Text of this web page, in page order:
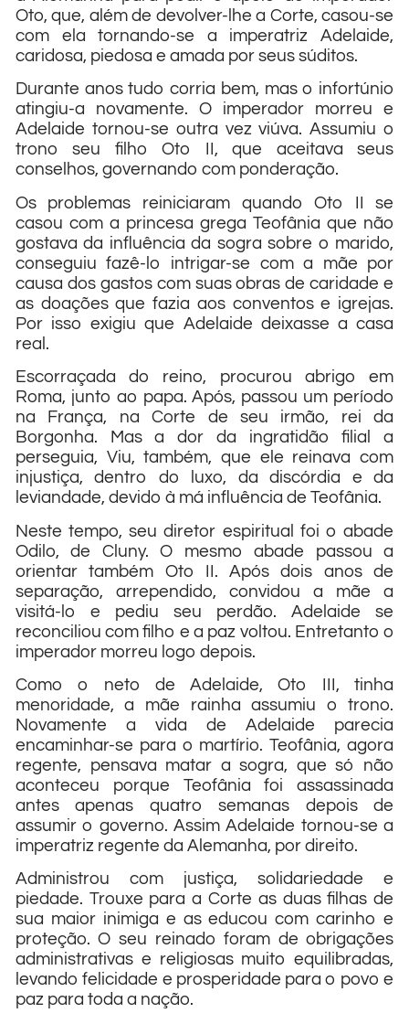
Oto, que, além de devolver-lhe a Corte, casou-se
com ela tornando-se a imperatriz Adelaide,
caridosa, piedosa e amada por seus súditos.
Durante anos tudo corria bem, mas o infortúnio
atingiu-a novamente. O imperador morreu e
Adelaide tornou-se outra vez viúva. Assumiu o
trono seu filho Oto II, que aceitava seus
conselhos, governando com ponderação.
Os problemas reiniciaram quando Oto II se
casou com a princesa grega Teofânia que não
gostava da influência da sogra sobre o marido,
conseguiu fazê-lo intrigar-se com a mãe por
causa dos gastos com suas obras de caridade e
as doações que fazia aos conventos e igrejas.
Por isso exigiu que Adelaide deixasse a casa
real.
Escorraçada do reino, procurou abrigo em
Roma, junto ao papa. Após, passou um período
na França, na Corte de seu irmão, rei da
Borgonha. Mas a dor da ingratidão filial a
perseguia, Viu, também, que ele reinava com
injustiça, dentro do luxo, da discórdia e da
leviandade, devido à má influência de Teofânia.
Neste tempo, seu diretor espiritual foi o abade
Odilo, de Cluny. O mesmo abade passou a
orientar também Oto II. Após dois anos de
separação, arrependido, convidou a mãe a
visitá-lo e pediu seu perdão. Adelaide se
reconciliou com filho e a paz voltou. Entretanto o
imperador morreu logo depois.
Como o neto de Adelaide, Oto III, tinha
menoridade, a mãe rainha assumiu o trono.
Novamente a vida de Adelaide parecia
encaminhar-se para o martírio. Teofânia, agora
regente, pensava matar a sogra, que só não
aconteceu porque Teofânia foi assassinada
antes apenas quatro semanas depois de
assumir o governo. Assim Adelaide tornou-se a
imperatriz regente da Alemanha, por direito.
Administrou com justiça, solidariedade e
piedade. Trouxe para a Corte as duas filhas de
sua maior inimiga e as educou com carinho e
proteção. O seu reinado foram de obrigações
administrativas e religiosas muito equilibradas,
levando felicidade e prosperidade para o povo e
paz para toda a nação.